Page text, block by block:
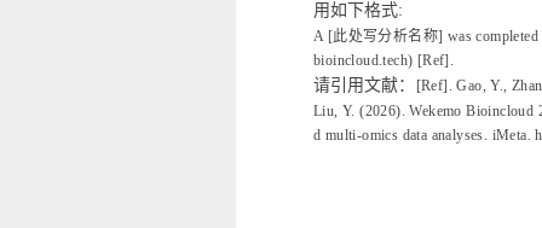
用如下格式:
A [此处写分析名称] was
bioincloud.tech) [Ref].
请引用文献：
[Ref]. Gao, Y.,
Liu, Y. (2026). Wekemo Bioincloud
d multi‐omics data analyses.